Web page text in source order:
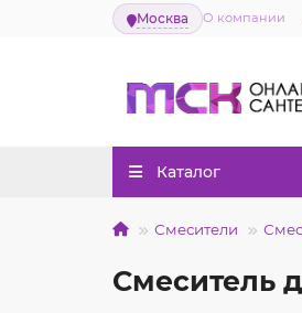
Москва О компании
Каталог
Смесители
Смеситель